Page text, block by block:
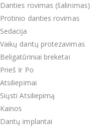
Danties rovimas (šalinimas)
Protinio danties rovimas
Sedacija
Vaikų dantų protezavimas
Beligatūriniai breketai
Prieš Ir Po
Atsiliepimai
Siųsti Atsiliepimą
Kainos
Dantų implantai